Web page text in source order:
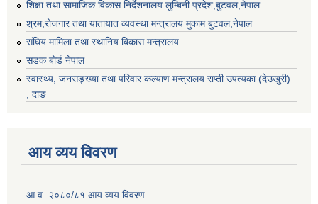
शिक्षा तथा सामाजिक विकास निर्देशनालय लुम्बिनी प्रदेश,बुटवल,नेपाल
श्रम,रोजगार तथा यातायात व्यवस्था मन्त्रालय मुकाम बुटवल,नेपाल
संघिय मामिला तथा स्थानिय बिकास मन्त्रालय
सडक बोर्ड नेपाल
स्वास्थ्य, जनसङ्ख्या तथा परिवार कल्याण मन्त्रालय राप्ती उपत्यका (देउखुरी)
, दाङ
आय व्यय विवरण
आ.व. २०८०/८१ आय व्यय विवरण